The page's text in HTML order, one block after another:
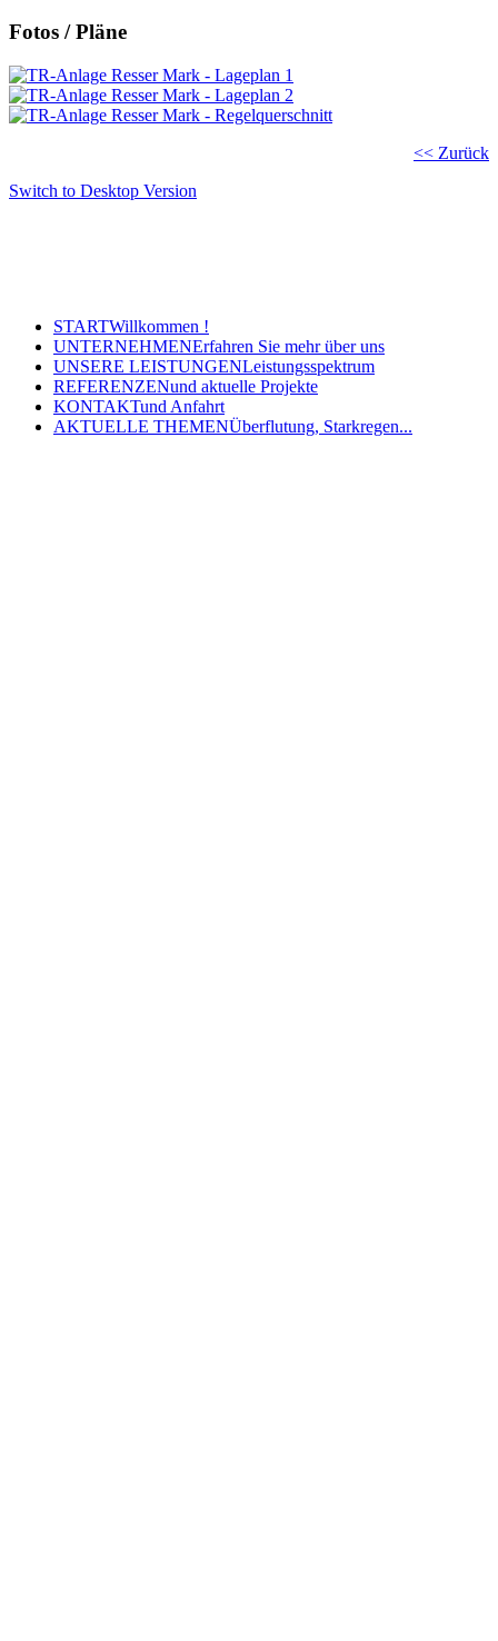
Fotos / Pläne
<< Zurück
Switch to Desktop Version
STARTWillkommen !
UNTERNEHMENErfahren Sie mehr über uns
UNSERE LEISTUNGENLeistungsspektrum
REFERENZENund aktuelle Projekte
KONTAKTund Anfahrt
AKTUELLE THEMENÜberflutung, Starkregen...